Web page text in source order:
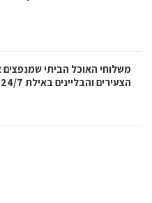
משלוחי האוכל הביתי
הצעירים והבליינים באילת 24/7